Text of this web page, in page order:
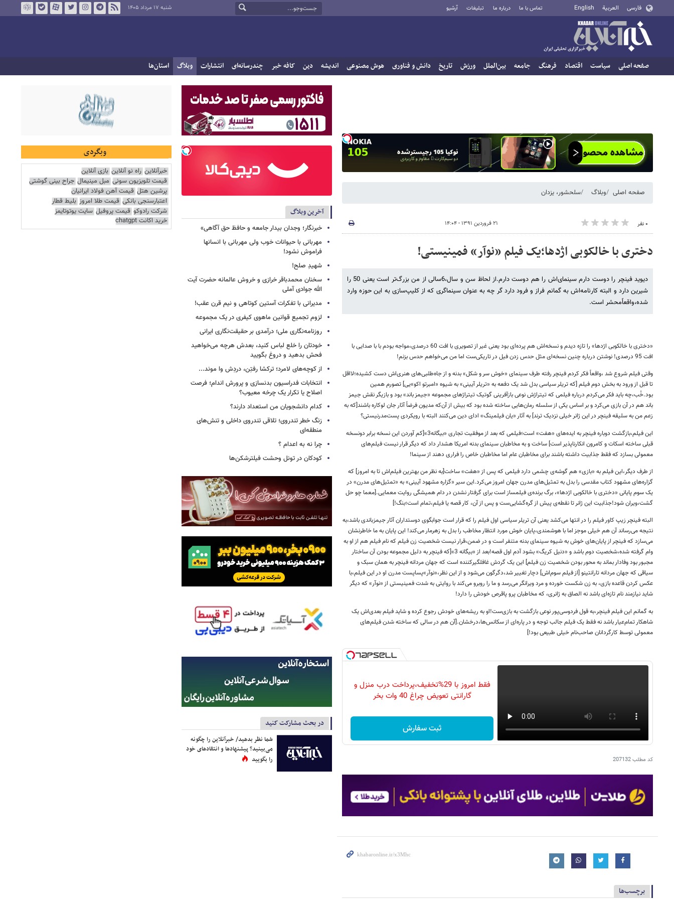
فارسی العربية English تماس با ما درباره ما تبلیغات آرشیو شنبه ۱۷ مرداد ۱۴۰۵
صفحه اصلی سیاست اقتصاد فرهنگ جامعه بین‌الملل ورزش تاریخ دانش و فناوری هوش مصنوعی اندیشه دین کافه خبر چندرسانه‌ای انتشارات وبلاگ استان‌ها
صفحه اصلی وبلاگ سلحشور، یزدان
۰ نفر ۲۱ فروردین ۱۳۹۱ - ۱۴:۰۴
دختری با خالکوبی اژدها؛یک فیلم «نوآر» فمینیستی!
دیوید فینچر را دوست دارم سینمای‌اش را هم دوست دارم.از لحاظ سن و سال،6سالی از من بزرگ‌تر است یعنی 50 را
شیرین دارد و البته کارنامه‌اش به گمانم فراز و فرود دارد گر چه به عنوان سینماگری که از کلیپ‌سازی به این حوزه وارد
شده،واقعاًمحشر است.
«دختری با خالکوبی اژدها» را تازه دیدم و نسخه‌اش هم پرده‌ای بود یعنی غیر از تصویری با افت 60 درصدی،مواجه بودم با با صدایی با
افت 95 درصدی! نوشتن درباره چنین نسخه‌ای مثل حدس زدن فیل در تاریکی‌ست اما من می‌خواهم حدس بزنم!
وقتی فیلم شروع شد ،واقعاً فکر کردم فینچر رفته طرف سینمای «خوش سر و شکل» بدنه و از جاه‌طلبی‌های هنری‌اش دست کشیده؛لااقل
تا قبل از ورود به بخش دوم فیلم [که تریلر سیاسی بدل شد یک دفعه به «تریلر آیینی» به شیوه «امبرتو اکو»یی] تصورم همین
بود.خُب،چه باید فکر می‌کردم درباره فیلمی که تیتراژش نوعی بازآفرینی گوتیک تیتراژهای مجموعه «جیمز باند» بود و بازیگر نقش جیمز
باند هم در آن بازی می‌کرد و بر اساس یکی از سلسله رمان‌هایی ساخته شده بود که بیش از آن‌که مدیون فرضاً آثار جان لوکاره باشند[که به
زعم من به سلیقه فینچر در این ژانر خیلی نزدیک ترند] به آثار «یان فیلمینگ» ادای دین می‌کنند البته با رویکردی پست‌مدرنیستی؟
این فیلم،بازگشت دوباره فینچر به ایده‌های «هفت» است؛فیلمی که بعد از موفقیت تجاری «بیگانه3»[کم آوردن این نسخه برابر دونسخه
قبلی ساخته اسکات و کامرون انکارناپذیر است] ساخت و به مخاطبان سینمای بدنه امریکا هشدار داد که دیگر قرار نیست فیلم‌های
معمولی بسازد که فقط جذابیت داشته باشند برای مخاطبان عام اما مخاطبان خاص را فراری دهند از سینما!
از طرف دیگر،این فیلم به «بازی» هم گوشه‌ی چشمی دارد فیلمی که پس از «هفت» ساخت[به نظر من بهترین فیلم‌اش تا به امروز] که
گزاره‌های مشهود کتاب مقدسی را بدل به تمثیل‌های مدرن جهان امروز می‌کرد.این سیر «گزاره مشهود آیینی» به «تمثیل‌های مدرن» در
یک سوم پایانی «دختری با خالکوبی اژدها»، برگ برنده‌ی فیلمساز است برای گرفتار نشدن در دام همیشگی روایت معمایی.[معما چو حل
گشت،ویران شود!جذابیت این ژانر تا نقطه‌ی پیش از گره‌گشایی‌ست و پس از آن، کار قصه یا فیلم،تمام است؛بنگ!]
البته فینچر زیپ کاور فیلم را در انتها می‌کشد یعنی آن تریلر سیاسی اول فیلم را که قرار است جوابگوی دوستداران آثار جیمزباندی باشد،به
نتیجه می‌رساند آن هم خیلی موجز اما با هوشمندی،پایان خوش مورد انتظار مخاطب را بدل به زهرمار می‌کند! این پایان به ما خاطرنشان
می‌سازد که فینچر از پایان‌های خوش به شیوه سینمای بدنه متنفر است و در ضمن،قرار نیست شخصیت زن فیلم که نام فیلم هم از او به
وام گرفته شده،شخصیت دوم باشد و «دنیل کریگ» بشود آدم اول قصه!بعد از «بیگانه 3»[که فینچر به دلیل مجموعه بودن آن ساختار
مجبور بود وفادار بماند به محور بودن شخصیت زن فیلم] این یک گردش غافلگیرکننده است که جهان مردانه فینچر به همان سبک و
سیاقی که جهان مردانه تارانتینو [از فیلم سوم‌اش] دچار تغییر شد،دگرگون می‌شود و از این نظر،«نوآر»پساپست مدرن او در این فیلم،با
عکس کردن قاعده بازی، به زن شکست خورده و مرد ویرانگر می‌رسد و ما را روبرو می‌کند با روایتی به شدت فمینیستی از «نوآر» که دیگر
شاید نیازمند نام تازه‌ای باشد نه الصاق به ژانری، که مخاطبان پرو پاقرص خودش را دارد!
به گمانم این فیلم فینچر،به قول فردوسی‌پور نوعی بازگشت به بازی‌ست!او به ریشه‌های خودش رجوع کرده و شاید فیلم بعدی‌اش یک
شاهکار تمام‌عیار باشد نه فقط یک فیلم جالب توجه و در پاره‌ای از سکانس‌ها،درخشان.[آن هم در سالی که ساخته شدن فیلم‌های
معمولی توسط کارگردانان صاحب‌نام خیلی طبیعی بود!]
فقط امروز با 29%تخفیف،پرداخت درب منزل و
گارانتی تعویض چراغ 40 وات بخر
ثبت سفارش
کد مطلب207132
برچسب‌ها
آخرین وبلاگ
خبرنگار؛ وجدان بیدار جامعه و حافظ حق آگاهی»
مهربانی با حیوانات خوب ولی مهربانی با انسانها
فراموش نشود!
شهیدِ صلح!
سخنان محمدباقر خرازی و خروش عالمانه حضرت آیت
الله جوادی آملی
مدیرانی با تفکرات آستین کوتاهی و نیم قرن عقب!
لزوم تجمیع قوانین ماهوی کیفری در یک مجموعه
روزنامه‌نگاری ملی؛ درآمدی بر حقیقت‌نگاری ایرانی
خودتان را خلع لباس کنید، بعدش هرچه می‌خواهید
فحش بدهید و دروغ بگویید
از کوچه‌های لامرد؛ ترکشا رفتِن، دردِش وا موند...
انتخابات فدراسیون بدنسازی و پرورش اندام؛ فرصت
اصلاح یا تکرار یک چرخه معیوب؟
کدام دانشجویان من استعداد دارند؟
زنگ خطر تندروی؛ تلاقی تندروی داخلی و تنش‌های
منطقه‌ای
چرا نه به اعدام ؟
کودکان در تونل وحشت فیلترشکن‌ها
در بحث مشارکت کنید
شما نظر بدهید/ خبرآنلاین را چگونه
می‌بینید؟ پیشنهادها و انتقادهای خود
را بگویید
وبگردی
خبرآنلاین راه نو آنلاین بازی آنلاین
قیمت تلویزیون سونی مبل مینیمال جراح بینی گوشتی
پرشین هتل قیمت آهن فولاد ایرانیان
اعتبارسنجی بانکی قیمت طلا امروز بلیط قطار
شرکت رادوکو قیمت پروفیل سایت یوتوتایمز
خرید اکانت chatgpt